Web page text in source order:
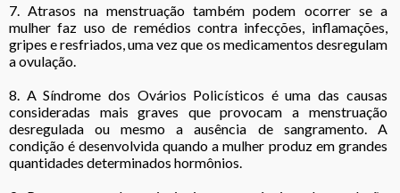
7. Atrasos na menstruação também podem ocorrer se a
mulher faz uso de remédios contra infecções, inflamações,
gripes e resfriados, uma vez que os medicamentos desregulam
a ovulação.
8. A Síndrome dos Ovários Policísticos é uma das causas
consideradas mais graves que provocam a menstruação
desregulada ou mesmo a ausência de sangramento. A
condição é desenvolvida quando a mulher produz em grandes
quantidades determinados hormônios.